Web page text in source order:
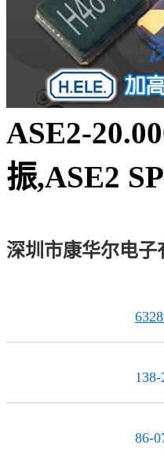
ASE2-
振,ASE2
深圳市康华尔电子
86-